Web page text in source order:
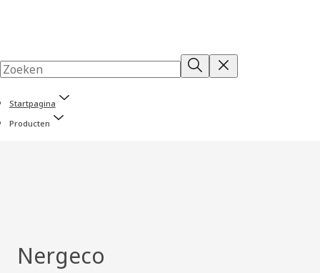
Startpagina
Producten
Nergeco